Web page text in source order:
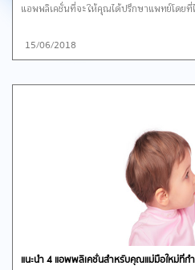
แอพพลิเคชั่นที่จะให้คุณได้ปรึกษาแพทย์โดย
กับคุณหมอผู้เชี่ยวชาญเฉพาะทางที่ได้รับใบ
เสียเวลาเดินทาง รอรถติด และรอคิวที่สถา
เพื่อปรึกษาปัญหา ขอคำแนะนำ หรือไขข้อกั
Raksa มีการใช้งานง่ายแค่คุณดาวน์
ทะเบียน ยืนยันตัวตน กรอกข้อมูลส่ว
หน้า
ของแอพพลิเคชั่นจะเป็นข่าวส
หน้าคุณหมอจะเป็นคุณหมอที่จะให้คำป
หมอ ถ้าต้องการรู้เพิ่มเติมก็กดเข้าไปดูที่โป
ที่ทำงาน ความชำนาญ รีวิวจากผู้ที่เคยได้รับ
ตารางงาน แ
ตัวก็จะเป็นประวัติ การเติมเงิน การ
ปรึกษาคุณหมอผ่านแอพฯเพียงแค่เลือกคุณหม
15/06/2018
แนะนำ 4 แอพพลิเคชั่นสำหรับคุณแม่มือใหม่ที่ก